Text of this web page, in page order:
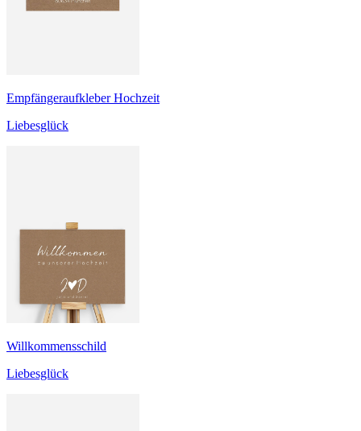
Empfängeraufkleber Hochzeit
Liebesglück
Willkommensschild
Liebesglück